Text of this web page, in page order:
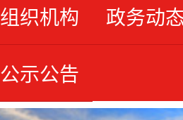
组织机构 政务动
公示公告